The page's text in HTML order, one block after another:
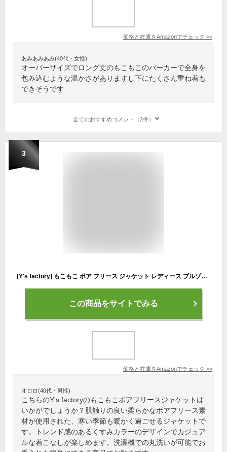
価格と在庫をAmazonでチェック >>
あみあみあみ(40代・女性)
オーバーサイズでロング丈のもこもこのパーカーで全身を
包み込むような温かさがありますし下にたくさん重ね着も
できそうです
全てのおすすめコメント（2件）
3
[Y's factory] もこもこ ボア フリース ジャケット レディース ブルゾン コート 前開き ジップアップ 長袖 立ち襟 ジャケット アウター アウトドア 秋冬 保温 防風 [ デザインC フード付き Lサイズ]
この商品をサイトでみる
価格と在庫をAmazonでチェック >>
オロロ(40代・男性)
こちらのY's factoryのもこもこボアフリースジャケットは
いかがでしょうか？肌触りの良い柔らかなボアフリース素
材が使用された、寒い季節も暖かく過ごせるジャケットで
す。トレンド感のあるくすみカラーのデザインでカジュア
ルな着こなしが楽しめます。洗濯機での丸洗いが可能でお